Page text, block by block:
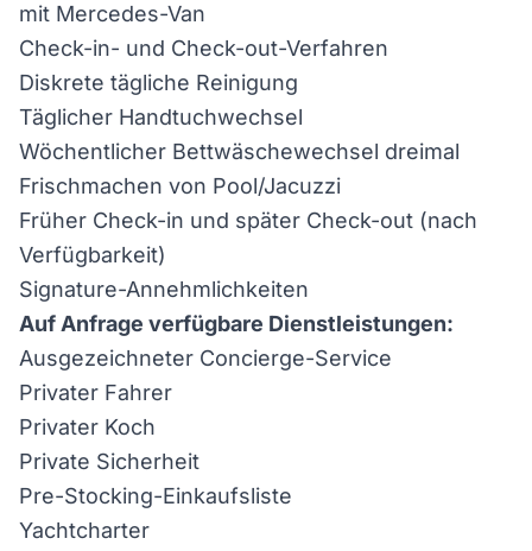
mit Mercedes-Van
Check-in- und Check-out-Verfahren
Diskrete tägliche Reinigung
Täglicher Handtuchwechsel
Wöchentlicher Bettwäschewechsel dreimal
Frischmachen von Pool/Jacuzzi
Früher Check-in und später Check-out (nach
Verfügbarkeit)
Signature-Annehmlichkeiten
Auf Anfrage verfügbare Dienstleistungen:
Ausgezeichneter Concierge-Service
Privater Fahrer
Privater Koch
Private Sicherheit
Pre-Stocking-Einkaufsliste
Yachtcharter